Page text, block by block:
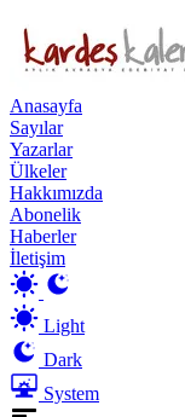
Anasayfa
Sayılar
Yazarlar
Ülkeler
Hakkımızda
Abonelik
Haberler
İletişim
Light
Dark
System